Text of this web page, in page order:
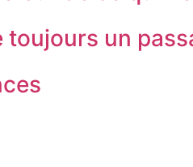
toujours un